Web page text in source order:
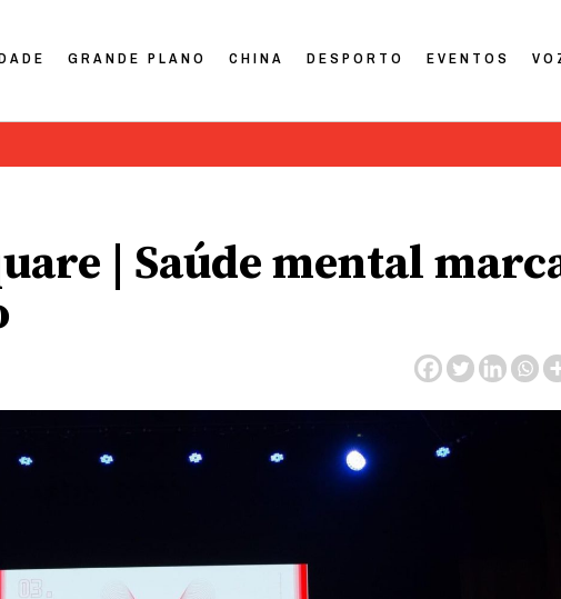
GRANDE PLANO CHINA DESPORTO EVENTOS
| Saúde mental